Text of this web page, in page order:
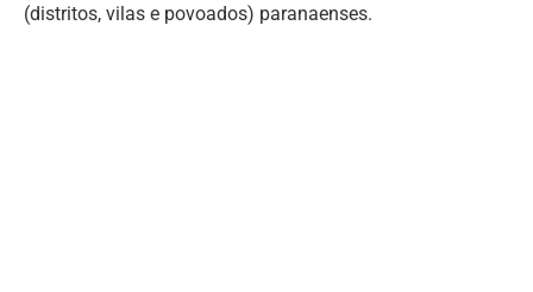
(distritos, vilas e povoados) paranaenses.